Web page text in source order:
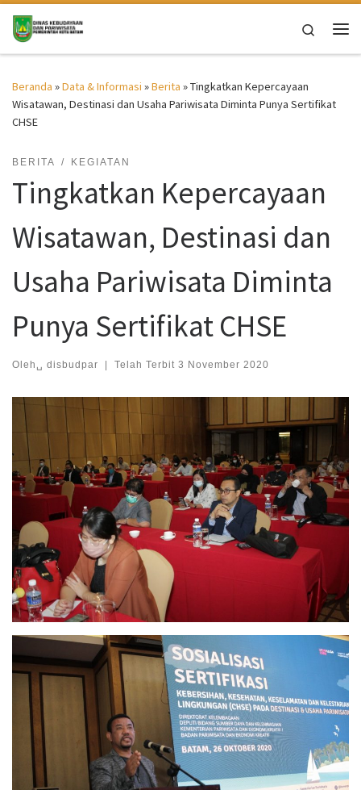
Skip to content
Search
Beranda »Data & Informasi »Berita »Tingkatkan Kepercayaan
Wisatawan, Destinasi dan Usaha Pariwisata Diminta Punya Sertifikat
CHSE
BERITA KEGIATAN
Tingkatkan Kepercayaan
Wisatawan, Destinasi dan
Usaha Pariwisata Diminta
Punya Sertifikat CHSE
Oleh␣ disbudpar | Telah Terbit 3 November 2020